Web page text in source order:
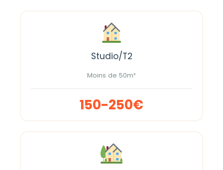
Studio/T2
Moins de 50m²
150-250€